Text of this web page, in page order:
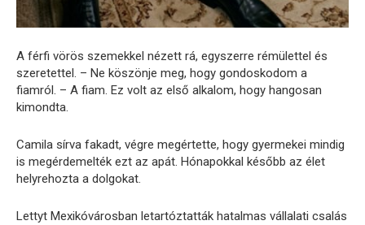
A férfi vörös szemekkel nézett rá, egyszerre rémülettel és
szeretettel. – Ne köszönje meg, hogy gondoskodom a
fiamról. – A fiam. Ez volt az első alkalom, hogy hangosan
kimondta.
Camila sírva fakadt, végre megértette, hogy gyermekei mindig
is megérdemelték ezt az apát. Hónapokkal később az élet
helyrehozta a dolgokat.
Lettyt Mexikóvárosban letartóztatták hatalmas vállalati csalás